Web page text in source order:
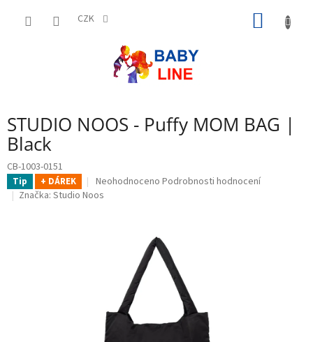
CZK
STUDIO NOOS - Puffy MOM BAG |
Black
CB-1003-0151
Tip + DÁREK
Průměrné
hodnocení
hvězdiček.
Neohodnoceno Podrobnosti hodnocení
Značka: Studio Noos